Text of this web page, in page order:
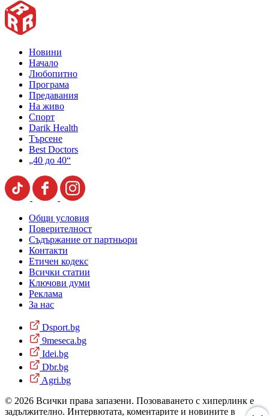
Новини
Начало
Любопитно
Програма
Предавания
На живо
Спорт
Darik Health
Търсене
Best Doctors
„40 до 40“
Общи условия
Поверителност
Съдържание от партньори
Контакти
Етичен кодекс
Всички статии
Ключови думи
Реклама
За нас
Dsport.bg
9meseca.bg
Idei.bg
Dbr.bg
Agri.bg
© 2026 Всички права запазени. Позоваването с хиперлинк е
задължително. Интервютата, коментарите и новините в